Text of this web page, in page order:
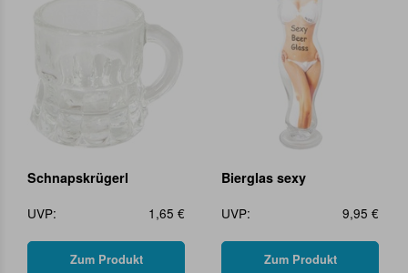
Schnapskrügerl
UVP:
1,65 €
Zum Produkt
Bierglas sexy
UVP:
9,95 €
Zum Produkt